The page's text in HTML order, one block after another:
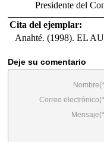
Presidente del
Cita del ejemplar:
Anahté. (1998). EL